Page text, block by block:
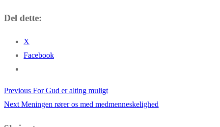
Del dette:
X
Facebook
Indlægsnavigation
Previous Previous
post:
For Gud er alting muligt
Next Next
Meningen rører os med medmenneskelighed